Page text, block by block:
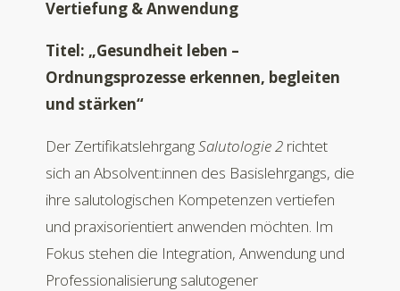
Vertiefung & Anwendung
Titel: „Gesundheit leben –
Ordnungsprozesse erkennen, begleiten
und stärken“
Der ZertifikatslehrgangSalutologie 2 richtet
sich an Absolvent:innen des Basislehrgangs, die
ihre salutologischen Kompetenzen vertiefen
und praxisorientiert anwenden möchten. Im
Fokus stehen die Integration, Anwendung und
Professionalisierung salutogener